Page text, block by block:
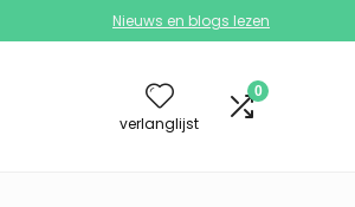
Nieuws en blogs lezen
verlanglijst
0